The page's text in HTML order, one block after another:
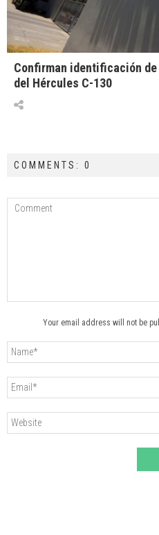
Confirman identificación
del Hércules C-130
COMMENTS: 0
Your email address will not be